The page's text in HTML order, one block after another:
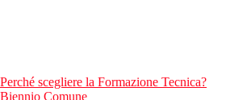
Perché scegliere la Formazione Tecnica?
Biennio Comune